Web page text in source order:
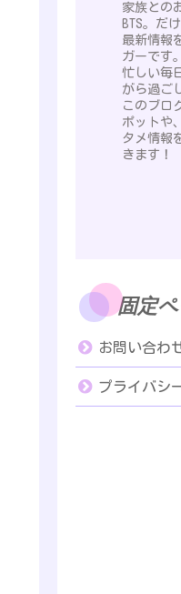
家族との
BTS。だ
最新情報
ガーです。
忙しい毎
がら過ご
このブロ
ポットや
タメ情報
きます！
固定
お問い合わ
プライバシ